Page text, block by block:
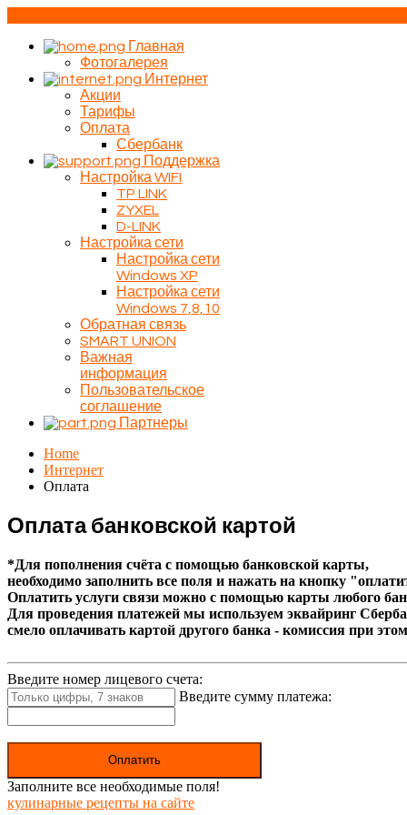
Главная
Фотогалерея
Интернет
Акции
Тарифы
Оплата
Сбербанк
Поддержка
Настройка WIFI
TP LINK
ZYXEL
D-LINK
Настройка сети
Настройка сети
Windows XP
Настройка сети
Windows 7,8,10
Обратная связь
SMART UNION
Важная
информация
Пользовательское
соглашение
Партнеры
Home
Интернет
Оплата
Оплата банковской картой
*Для пополнения счёта с помощью банковской карты,
необходимо заполнить все поля и нажать на кнопку
Оплатить услуги связи можно с помощью карты любого
Для проведения платежей мы используем эквайринг
смело оплачивать картой другого банка - комиссия при
Введите номер лицевого счета:
Введите сумму платежа:
Оплатить
Заполните все необходимые поля!
кулинарные рецепты на сайте